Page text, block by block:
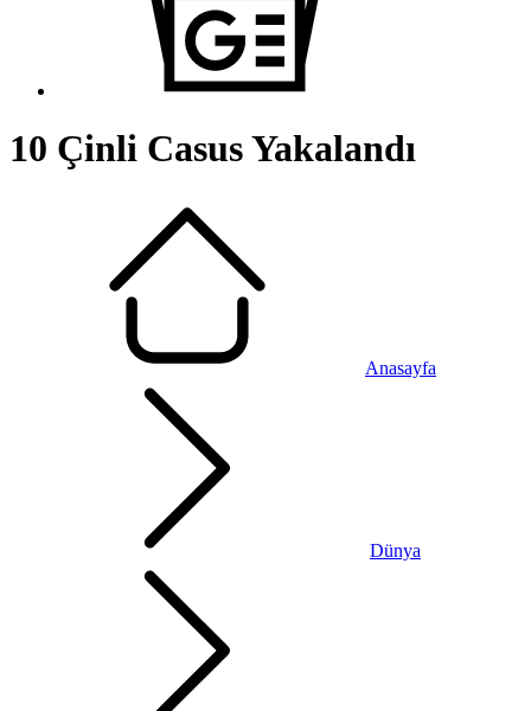
10 Çinli Casus Yakalandı
Anasayfa
Dünya